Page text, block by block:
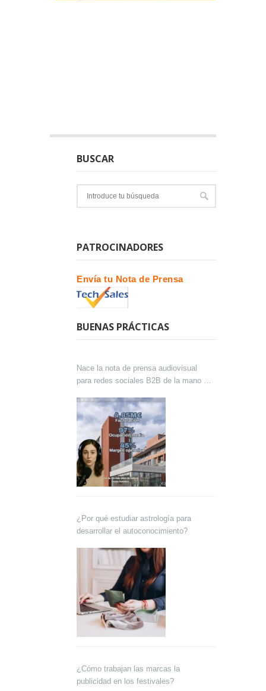
BUSCAR
PATROCINADORES
Envía tu Nota de Prensa
BUENAS PRÁCTICAS
Nace la nota de prensa audiovisual
para redes sociales B2B de la mano de
¿Por qué estudiar astrología para
desarrollar el autoconocimiento?
¿Cómo trabajan las marcas la
publicidad en los festivales?